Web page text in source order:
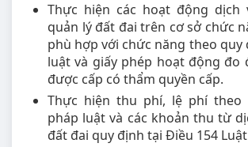
Thực hiện các hoạt động dịch
quản lý đất đai trên cơ sở chức
phù hợp với chức năng theo quy
luật và giấy phép hoạt động đo
được cấp có thẩm quyền cấp.
Thực hiện thu phí, lệ phí theo
pháp luật và các khoản thu từ
đất đai quy định tại Điều 154